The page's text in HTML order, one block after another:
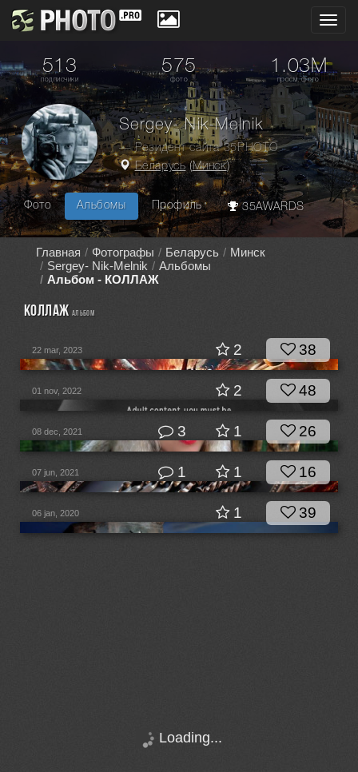
513
подписчики
575
фото
1.03M
просм. фото
Sergey- Nik-Melnik
— Резидент сайта 35PHOTO
Беларусь ( Минск)
Фото Альбомы Профиль 35AWARDS
Главная Фотографы Беларусь
Минск
Sergey- Nik-Melnik
Альбомы
Альбом - КОЛЛАЖ
КОЛЛАЖ альбом
22 mar, 2023 2 38
01 nov, 2022 2 48
08 dec, 2021 3 1 26
07 jun, 2021 1 1 16
06 jan, 2020 1 39
Loading...